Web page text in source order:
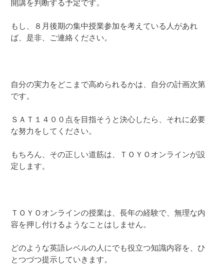
開講を判断する予定です。
もし、８月後期の集中授業参加を考えている人があれ
ば、是非、ご連絡ください。
自分の実力をどこまで高められるかは、自分の計画次第
です。
ＳＡＴ１４００点を目指そうと決心したら、それに必要
な努力をしてください。
もちろん、その正しい道筋は、ＴＯＹＯオンラインが設
定します。
ＴＯＹＯオンラインの授業は、長年の経験で、無理な内
容を押し付けるようなことはしません。
どのような英語レベルの人にでも役立つ知識内容を、ひ
とつづつ提示していきます。